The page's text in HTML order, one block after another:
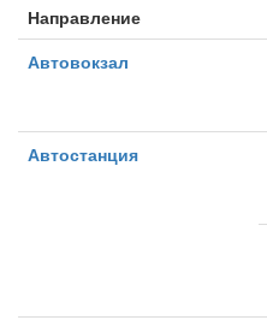
Направление
Автовокзал
Автостанция